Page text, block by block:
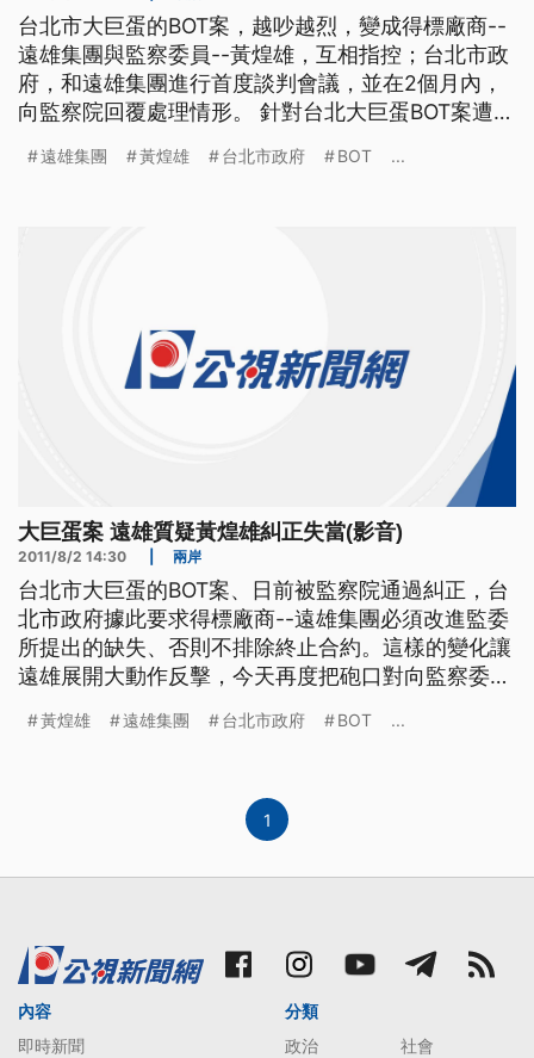
台北市大巨蛋的BOT案，越吵越烈，變成得標廠商--
遠雄集團與監察委員--黃煌雄，互相指控；台北市政
府，和遠雄集團進行首度談判會議，並在2個月內，
向監察院回覆處理情形。 針對台北大巨蛋BOT案遭到
議員林瑞圖一起舉行記者會，質疑監委黃煌雄以及台
遠雄集團 黃煌雄 台北市政府 BOT ...
大巨蛋案 遠雄質疑黃煌雄糾正失當(影音)
2011/8/2 14:30 兩岸
台北市大巨蛋的BOT案、日前被監察院通過糾正，台
北市政府據此要求得標廠商--遠雄集團必須改進監委
所提出的缺失、否則不排除終止合約。這樣的變化讓
遠雄展開大動作反擊，今天再度把砲口對向監察委
雄敵對的那一邊；黃煌雄則在傍晚舉行記者、強調自
北市議員林瑞圖一起舉行
黃煌雄 遠雄集團 台北市政府 BOT ...
1
內容
即時新聞
分類
政治
社會